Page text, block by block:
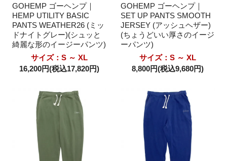
GOHEMP ゴーヘンプ｜
HEMP UTILITY BASIC
PANTS WEATHER26 (ミッ
ドナイトグレー)(シュッと
綺麗な形のイージーパンツ)
サイズ：S ～ XL
16,200円(税込17,820円)
GOHEMP ゴーヘンプ｜
SET UP PANTS SMOOTH
JERSEY (アッシュヘザー)
(ちょうどいい厚さのイージ
ーパンツ)
サイズ：S ～ XL
8,800円(税込9,680円)